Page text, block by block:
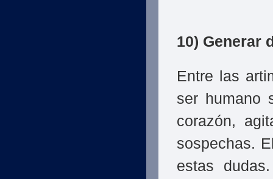
10) Generar
Entre las
ser humano
corazón,
sospechas.
estas